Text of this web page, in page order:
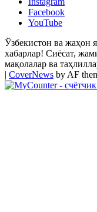
Facebook
YouTube
Ўзбекистон ва жаҳон
хабарлар! Сиёсат,
мақолалар ва
| CoverNews by AF